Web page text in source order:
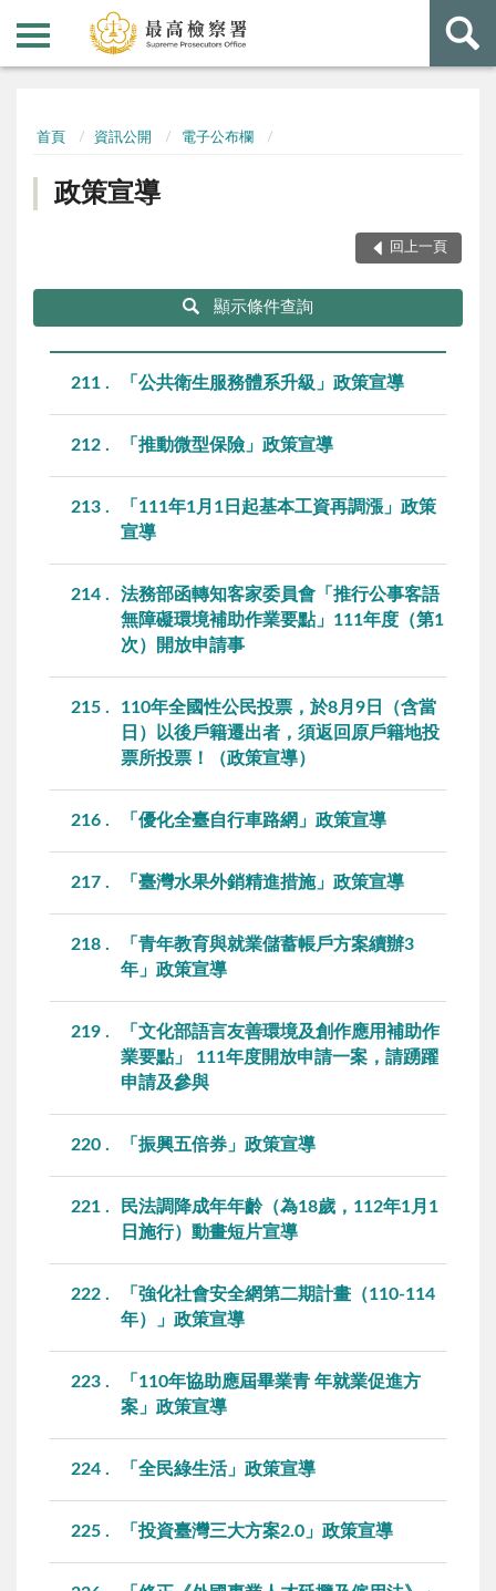
首頁 資訊公開 電子公布欄
政策宣導
回上一頁
顯示條件查詢
211 「公共衛生服務體系升級」政策宣導
212 「推動微型保險」政策宣導
213
「111年1月1日起基本工資再調漲」政策
宣導
214
法務部函轉知客家委員會「推行公事客語
無障礙環境補助作業要點」111年度（第1
次）開放申請事
215
110年全國性公民投票，於8月9日（含當
日）以後戶籍遷出者，須返回原戶籍地投
票所投票！（政策宣導）
216 「優化全臺自行車路網」政策宣導
217 「臺灣水果外銷精進措施」政策宣導
218
「青年教育與就業儲蓄帳戶方案續辦3
年」政策宣導
219
「文化部語言友善環境及創作應用補助作
業要點」 111年度開放申請一案，請踴躍
申請及參與
220 「振興五倍券」政策宣導
221
民法調降成年年齡（為18歲，112年1月1
日施行）動畫短片宣導
222
「強化社會安全網第二期計畫（110-114
年）」政策宣導
223
「110年協助應屆畢業青 年就業促進方
案」政策宣導
224 「全民綠生活」政策宣導
225 「投資臺灣三大方案2.0」政策宣導